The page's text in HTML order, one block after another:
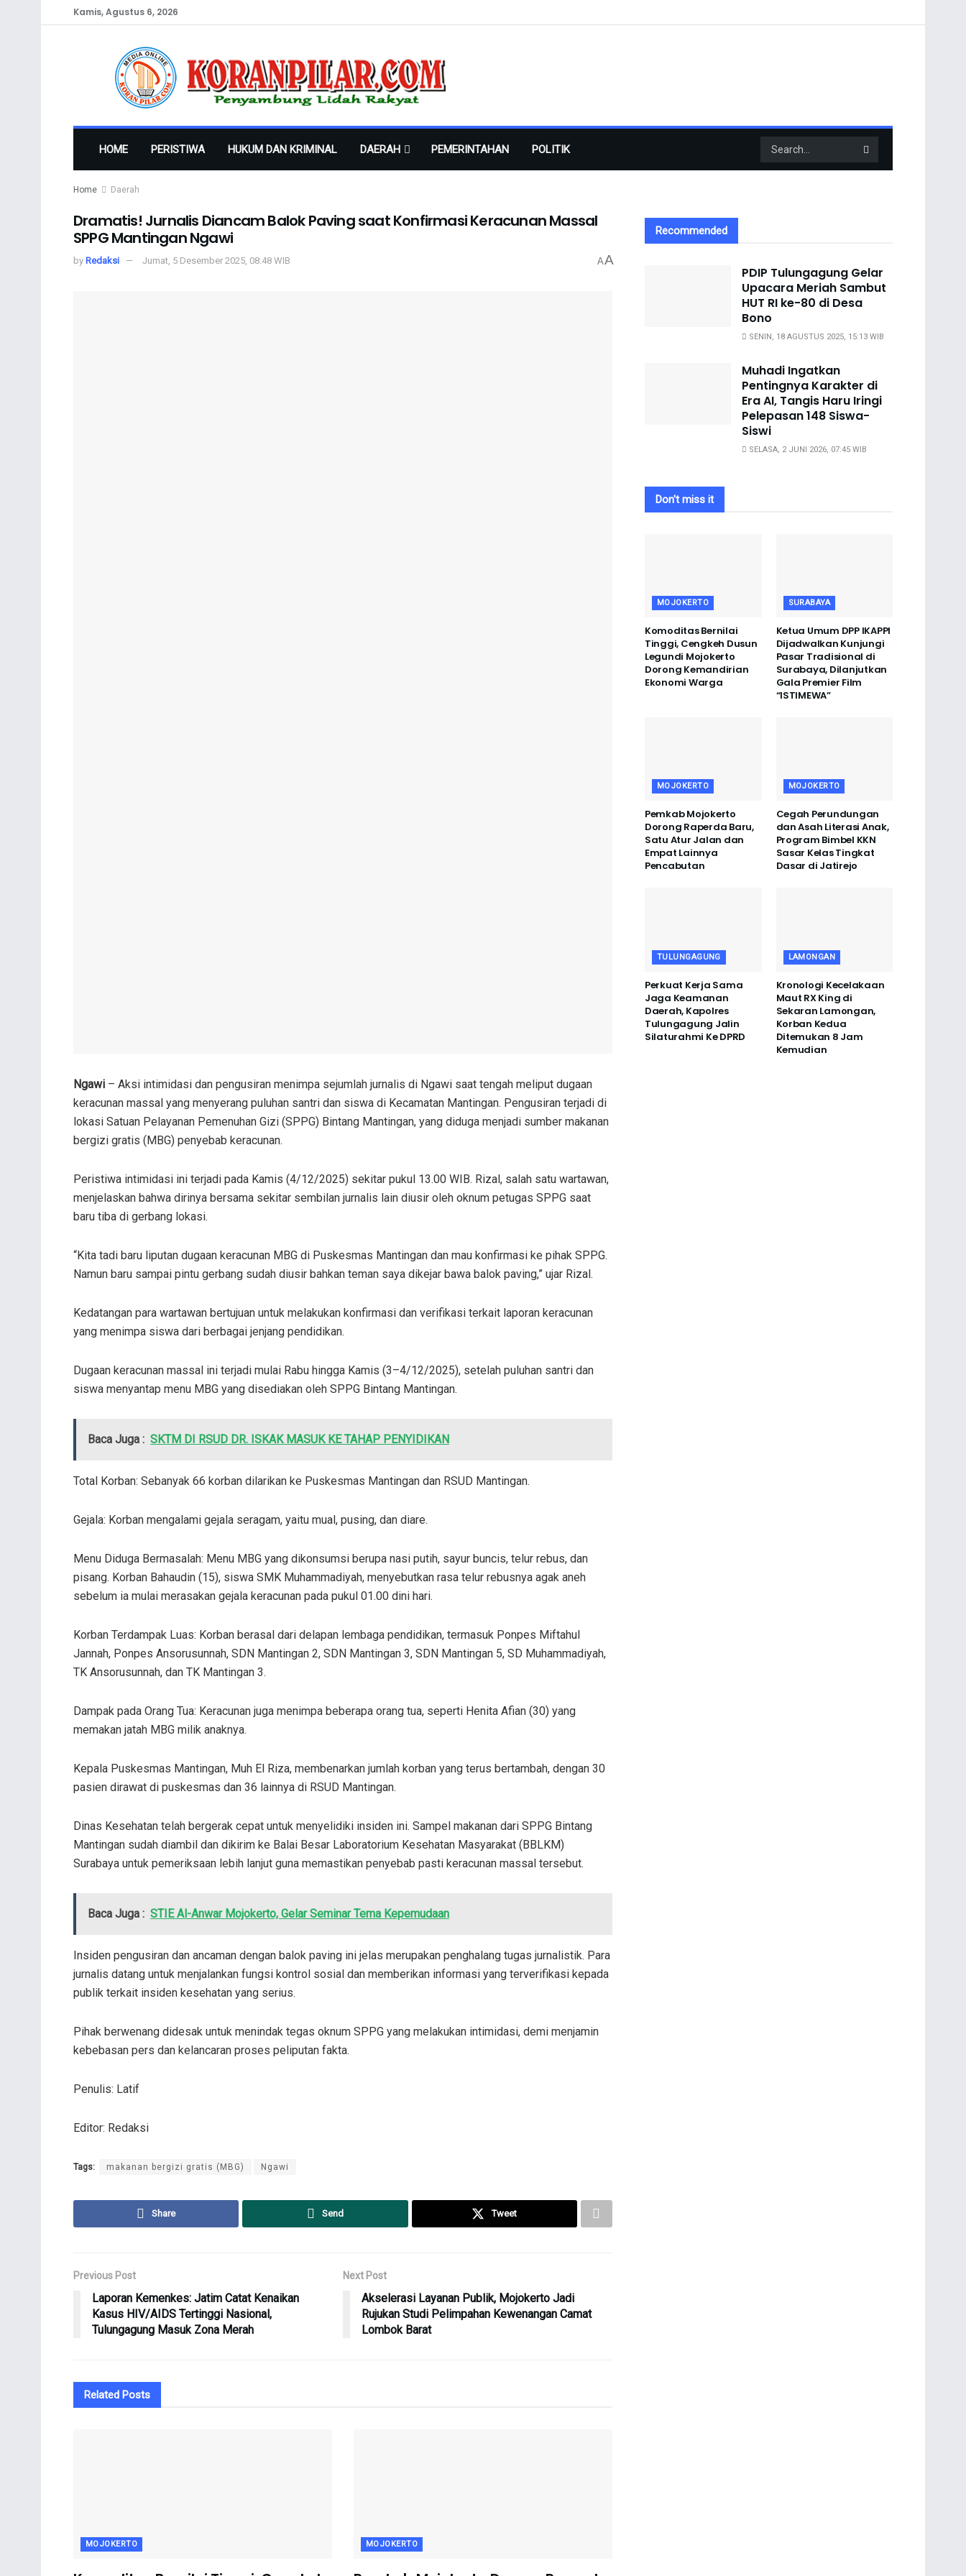
Kamis, Agustus 6, 2026
HOME PERISTIWA HUKUM DAN KRIMINAL DAERAH PEMERINTAHAN POLITIK
Home Daerah
Dramatis! Jurnalis Diancam Balok Paving saat Konfirmasi Keracunan Massal
SPPG Mantingan Ngawi
by Redaksi Jumat, 5 Desember 2025, 08:48 WIB AA
Ngawi – Aksi intimidasi dan pengusiran menimpa sejumlah jurnalis di Ngawi saat tengah meliput dugaan
keracunan massal yang menyerang puluhan santri dan siswa di Kecamatan Mantingan. Pengusiran terjadi di
lokasi Satuan Pelayanan Pemenuhan Gizi (SPPG) Bintang Mantingan, yang diduga menjadi sumber makanan
bergizi gratis (MBG) penyebab keracunan.
Peristiwa intimidasi ini terjadi pada Kamis (4/12/2025) sekitar pukul 13.00 WIB. Rizal, salah satu wartawan,
menjelaskan bahwa dirinya bersama sekitar sembilan jurnalis lain diusir oleh oknum petugas SPPG saat
baru tiba di gerbang lokasi.
“Kita tadi baru liputan dugaan keracunan MBG di Puskesmas Mantingan dan mau konfirmasi ke pihak SPPG.
Namun baru sampai pintu gerbang sudah diusir bahkan teman saya dikejar bawa balok paving,” ujar Rizal.
Kedatangan para wartawan bertujuan untuk melakukan konfirmasi dan verifikasi terkait laporan keracunan
yang menimpa siswa dari berbagai jenjang pendidikan.
Dugaan keracunan massal ini terjadi mulai Rabu hingga Kamis (3–4/12/2025), setelah puluhan santri dan
siswa menyantap menu MBG yang disediakan oleh SPPG Bintang Mantingan.
Baca Juga : SKTM DI RSUD DR. ISKAK MASUK KE TAHAP PENYIDIKAN
Total Korban: Sebanyak 66 korban dilarikan ke Puskesmas Mantingan dan RSUD Mantingan.
Gejala: Korban mengalami gejala seragam, yaitu mual, pusing, dan diare.
Menu Diduga Bermasalah: Menu MBG yang dikonsumsi berupa nasi putih, sayur buncis, telur rebus, dan
pisang. Korban Bahaudin (15), siswa SMK Muhammadiyah, menyebutkan rasa telur rebusnya agak aneh
sebelum ia mulai merasakan gejala keracunan pada pukul 01.00 dini hari.
Korban Terdampak Luas: Korban berasal dari delapan lembaga pendidikan, termasuk Ponpes Miftahul
Jannah, Ponpes Ansorusunnah, SDN Mantingan 2, SDN Mantingan 3, SDN Mantingan 5, SD Muhammadiyah,
TK Ansorusunnah, dan TK Mantingan 3.
Dampak pada Orang Tua: Keracunan juga menimpa beberapa orang tua, seperti Henita Afian (30) yang
memakan jatah MBG milik anaknya.
Kepala Puskesmas Mantingan, Muh El Riza, membenarkan jumlah korban yang terus bertambah, dengan 30
pasien dirawat di puskesmas dan 36 lainnya di RSUD Mantingan.
Dinas Kesehatan telah bergerak cepat untuk menyelidiki insiden ini. Sampel makanan dari SPPG Bintang
Mantingan sudah diambil dan dikirim ke Balai Besar Laboratorium Kesehatan Masyarakat (BBLKM)
Surabaya untuk pemeriksaan lebih lanjut guna memastikan penyebab pasti keracunan massal tersebut.
Baca Juga : STIE Al-Anwar Mojokerto, Gelar Seminar Tema Kepemudaan
Insiden pengusiran dan ancaman dengan balok paving ini jelas merupakan penghalang tugas jurnalistik. Para
jurnalis datang untuk menjalankan fungsi kontrol sosial dan memberikan informasi yang terverifikasi kepada
publik terkait insiden kesehatan yang serius.
Pihak berwenang didesak untuk menindak tegas oknum SPPG yang melakukan intimidasi, demi menjamin
kebebasan pers dan kelancaran proses peliputan fakta.
Penulis: Latif
Editor: Redaksi
Tags: makanan bergizi gratis (MBG) Ngawi
Share Send Tweet
Previous Post
Laporan Kemenkes: Jatim Catat Kenaikan
Kasus HIV/AIDS Tertinggi Nasional,
Tulungagung Masuk Zona Merah
Next Post
Akselerasi Layanan Publik, Mojokerto Jadi
Rujukan Studi Pelimpahan Kewenangan Camat
Lombok Barat
Related Posts
MOJOKERTO MOJOKERTO
Recommended
PDIP Tulungagung Gelar
Upacara Meriah Sambut
HUT RI ke-80 di Desa
Bono
SENIN, 18 AGUSTUS 2025, 15:13 WIB
Muhadi Ingatkan
Pentingnya Karakter di
Era AI, Tangis Haru Iringi
Pelepasan 148 Siswa-
Siswi
SELASA, 2 JUNI 2026, 07:45 WIB
Don't miss it
MOJOKERTO
Komoditas Bernilai
Tinggi, Cengkeh Dusun
Legundi Mojokerto
Dorong Kemandirian
Ekonomi Warga
SURABAYA
Ketua Umum DPP IKAPPI
Dijadwalkan Kunjungi
Pasar Tradisional di
Surabaya, Dilanjutkan
Gala Premier Film
“ISTIMEWA”
MOJOKERTO
Pemkab Mojokerto
Dorong Raperda Baru,
Satu Atur Jalan dan
Empat Lainnya
Pencabutan
MOJOKERTO
Cegah Perundungan
dan Asah Literasi Anak,
Program Bimbel KKN
Sasar Kelas Tingkat
Dasar di Jatirejo
TULUNGAGUNG
Perkuat Kerja Sama
Jaga Keamanan
Daerah, Kapolres
Tulungagung Jalin
Silaturahmi Ke DPRD
LAMONGAN
Kronologi Kecelakaan
Maut RX King di
Sekaran Lamongan,
Korban Kedua
Ditemukan 8 Jam
Kemudian